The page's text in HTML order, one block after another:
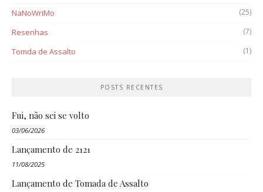
NaNoWriMo (25)
Resenhas (7)
Tomda de Assalto (1)
POSTS RECENTES
Fui, não sei se volto
03/06/2026
Lançamento de 2121
11/08/2025
Lançamento de Tomada de Assalto